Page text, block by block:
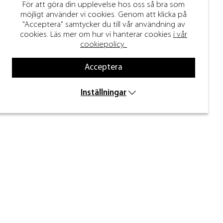
För att göra din upplevelse hos oss så bra som
möjligt använder vi cookies. Genom att klicka på
"Acceptera" samtycker du till vår användning av
cookies. Läs mer om hur vi hanterar cookies i vår
cookiepolicy.
Inställningar
Acceptera